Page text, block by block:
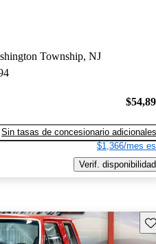
Township, NJ
Sin tasas de concesionario adicionales
$1,366/mes
Verif. disponibilidad